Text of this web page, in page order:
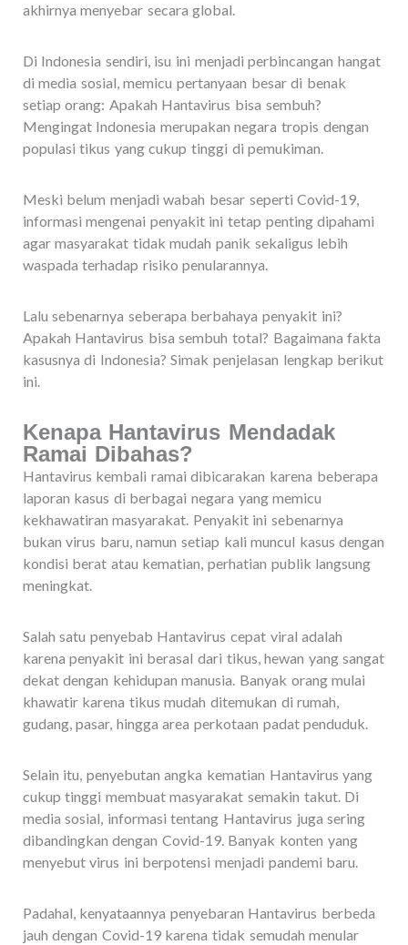
akhirnya menyebar secara global.
Di Indonesia sendiri, isu ini menjadi perbincangan hangat
di media sosial, memicu pertanyaan besar di benak
setiap orang: Apakah Hantavirus bisa sembuh?
Mengingat Indonesia merupakan negara tropis dengan
populasi tikus yang cukup tinggi di pemukiman.
Meski belum menjadi wabah besar seperti Covid-19,
informasi mengenai penyakit ini tetap penting dipahami
agar masyarakat tidak mudah panik sekaligus lebih
waspada terhadap risiko penularannya.
Lalu sebenarnya seberapa berbahaya penyakit ini?
Apakah Hantavirus bisa sembuh total? Bagaimana fakta
kasusnya di Indonesia? Simak penjelasan lengkap berikut
ini.
Kenapa Hantavirus Mendadak
Ramai Dibahas?
Hantavirus kembali ramai dibicarakan karena beberapa
laporan kasus di berbagai negara yang memicu
kekhawatiran masyarakat. Penyakit ini sebenarnya
bukan virus baru, namun setiap kali muncul kasus dengan
kondisi berat atau kematian, perhatian publik langsung
meningkat.
Salah satu penyebab Hantavirus cepat viral adalah
karena penyakit ini berasal dari tikus, hewan yang sangat
dekat dengan kehidupan manusia. Banyak orang mulai
khawatir karena tikus mudah ditemukan di rumah,
gudang, pasar, hingga area perkotaan padat penduduk.
Selain itu, penyebutan angka kematian Hantavirus yang
cukup tinggi membuat masyarakat semakin takut. Di
media sosial, informasi tentang Hantavirus juga sering
dibandingkan dengan Covid-19. Banyak konten yang
menyebut virus ini berpotensi menjadi pandemi baru.
Padahal, kenyataannya penyebaran Hantavirus berbeda
jauh dengan Covid-19 karena tidak semudah menular